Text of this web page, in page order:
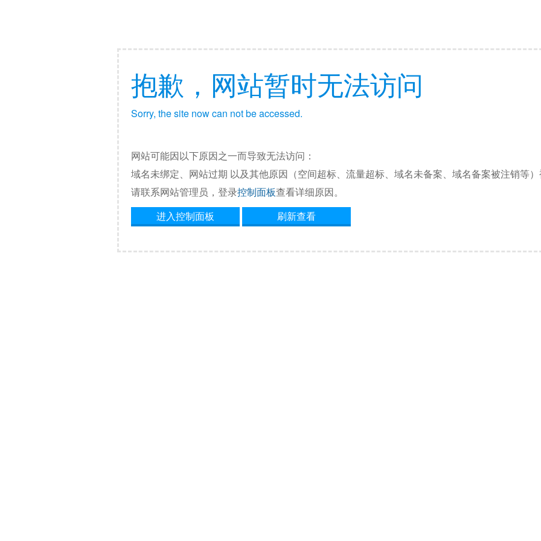
抱歉，网站暂时无法访问
Sorry, the site now can not be accessed.
网站可能因以下原因之一而导致无法访问：
域名未绑定、网站过期 以及其他原因（空间超标、流量超标、域名未备案、域名备案被注销等）
请联系网站管理员，登录控制面板查看详细原因。
进入控制面板
刷新查看